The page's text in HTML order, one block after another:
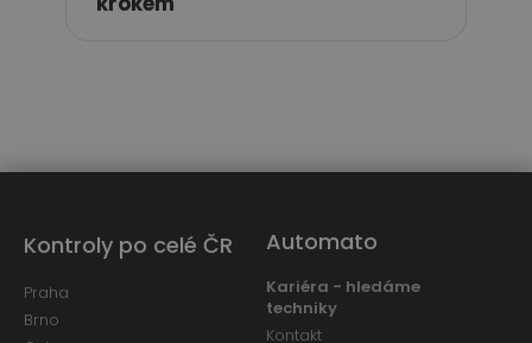
Automato
Kariéra - hledáme
techniky
Kontakt
Kontroly po celé ČR
Praha
Brno